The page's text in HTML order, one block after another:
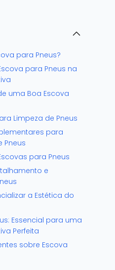
para Pneus?
para Pneus na
uma Boa Escova
Limpeza de Pneus
para
Pneus
para Pneus
e
a Estética do
Essencial para uma
Perfeita
sobre Escova